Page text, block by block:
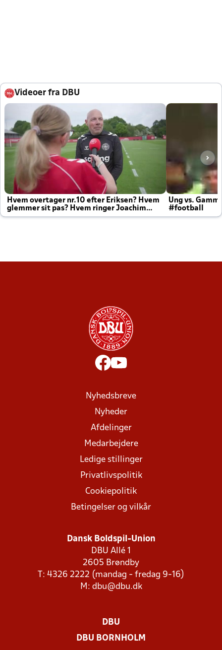
Videoer fra DBU
Hvem overtager nr.10 efter Eriksen? Hvem
glemmer sit pas? Hvem ringer Joachim
altid til efter kampe?
Ung vs.
#football
Nyhedsbreve
Nyheder
Afdelinger
Medarbejdere
Ledige stillinger
Privatlivspolitik
Cookiepolitik
Betingelser og vilkår
Dansk Boldspil-Union
DBU Allé 1
2605 Brøndby
T: 4326 2222 (mandag - fredag 9-16)
M: dbu@dbu.dk
DBU
DBU BORNHOLM